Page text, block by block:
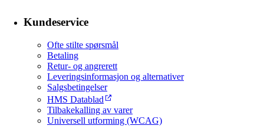
Kundeservice
Ofte stilte spørsmål
Betaling
Retur- og angrerett
Leveringsinformasjon og alternativer
Salgsbetingelser
HMS Datablad
Tilbakekalling av varer
Universell utforming (WCAG)